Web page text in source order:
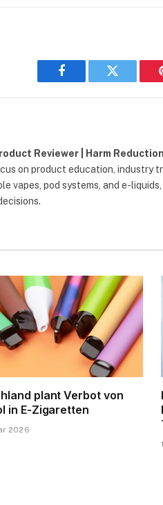
Facebook Twitter
Reviewer | Harm
on product education, industry
vapes, pod systems, and e-
plant Verbot von
in E-Zigaretten
2026